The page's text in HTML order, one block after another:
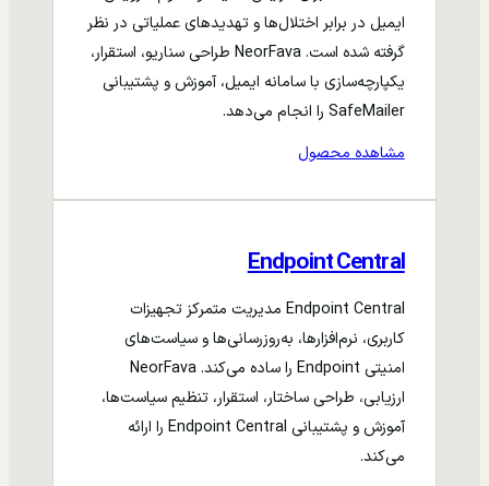
ایمیل در برابر اختلال‌ها و تهدیدهای عملیاتی در نظر
گرفته شده است. NeorFava طراحی سناریو، استقرار،
یکپارچه‌سازی با سامانه ایمیل، آموزش و پشتیبانی
SafeMailer را انجام می‌دهد.
مشاهده محصول
Endpoint Central
Endpoint Central مدیریت متمرکز تجهیزات
کاربری، نرم‌افزارها، به‌روزرسانی‌ها و سیاست‌های
امنیتی Endpoint را ساده می‌کند. NeorFava
ارزیابی، طراحی ساختار، استقرار، تنظیم سیاست‌ها،
آموزش و پشتیبانی Endpoint Central را ارائه
می‌کند.